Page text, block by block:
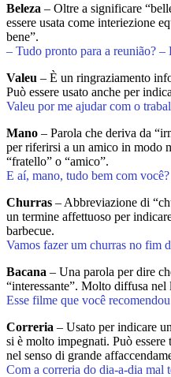
Beleza – Oltre a significare
essere usata come interiezione
bene”.
– Tudo pronto para a reunião? –
Valeu – È un ringraziamento
Può essere usato anche per
Valeu por me ajudar com o
Mano – Parola che deriva da
per riferirsi a un amico in modo
“fratello” o “amico”.
E aí, mano, tudo bem com você?
Churras – Abbreviazione di
un termine affettuoso per
barbecue.
Vamos fazer um churras no fim
Bacana – Una parola per dire
“interessante”. Molto diffusa
Esse filme que você
Correria – Usato per indicare
si è molto impegnati. Può
nel senso di grande
Com a correria do dia-a-dia mal